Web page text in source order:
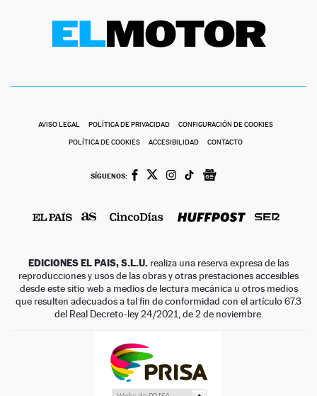
AVISO LEGAL POLÍTICA DE PRIVACIDAD CONFIGURACIÓN DE COOKIES
POLÍTICA DE COOKIES ACCESIBILIDAD CONTACTO
SÍGUENOS:
EDICIONES EL PAIS, S.L.U. realiza una reserva expresa de las
reproducciones y usos de las obras y otras prestaciones accesibles
desde este sitio web a medios de lectura mecánica u otros medios
que resulten adecuados a tal fin de conformidad con el artículo 67.3
del Real Decreto-ley 24/2021, de 2 de noviembre.